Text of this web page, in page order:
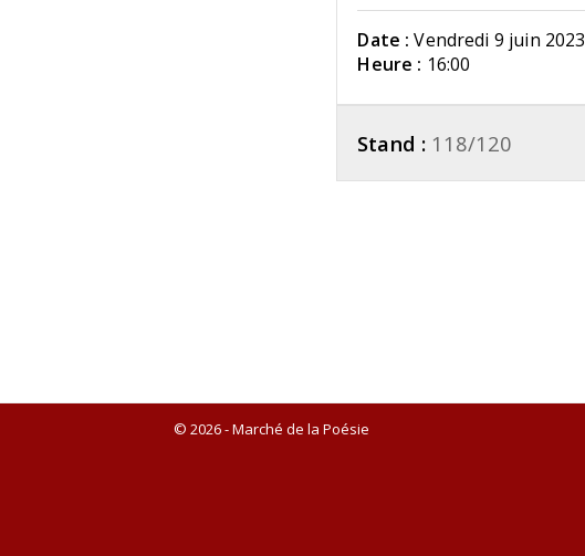
Date : Vendredi 9 juin 2023
Heure : 16:00
Stand : 118/120
© 2026 - Marché de la Poésie